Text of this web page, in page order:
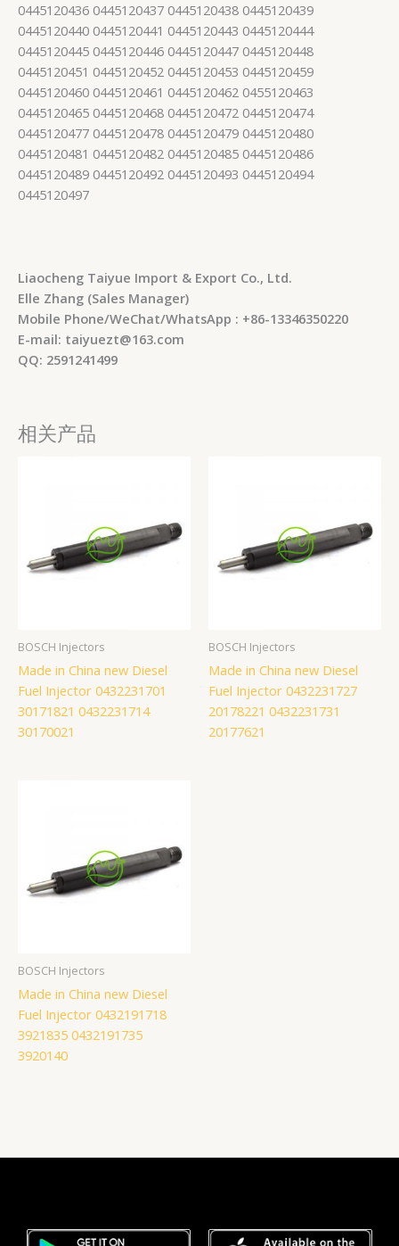
0445120436 0445120437 0445120438 0445120439
0445120440 0445120441 0445120443 0445120444
0445120445 0445120446 0445120447 0445120448
0445120451 0445120452 0445120453 0445120459
0445120460 0445120461 0445120462 0455120463
0445120465 0445120468 0445120472 0445120474
0445120477 0445120478 0445120479 0445120480
0445120481 0445120482 0445120485 0445120486
0445120489 0445120492 0445120493 0445120494
0445120497
Liaocheng Taiyue Import & Export Co., Ltd.
Elle Zhang (Sales Manager)
Mobile Phone/WeChat/WhatsApp : +86-13346350220
E-mail: taiyuezt@163.com
QQ: 2591241499
相关产品
BOSCH Injectors
Made in China new Diesel
Fuel Injector 0432231701
30171821 0432231714
30170021
BOSCH Injectors
Made in China new Diesel
Fuel Injector 0432231727
20178221 0432231731
20177621
BOSCH Injectors
Made in China new Diesel
Fuel Injector 0432191718
3921835 0432191735
3920140